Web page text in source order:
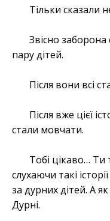
Тільки сказали
Звісно
пару дітей.
Після вони всі
Після вже цієї
стали мовчати.
Тобі цікаво… Ти
слухаючи такі
за дурних дітей. А
Дурні.